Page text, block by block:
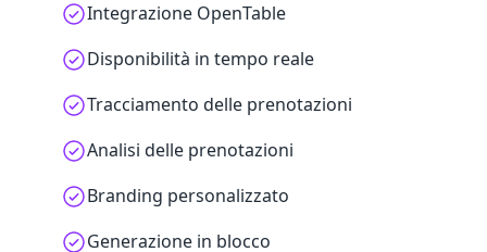
Integrazione OpenTable
Disponibilità in tempo reale
Tracciamento delle prenotazioni
Analisi delle prenotazioni
Branding personalizzato
Generazione in blocco